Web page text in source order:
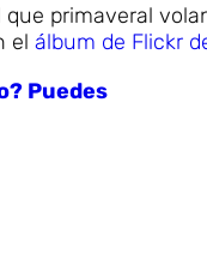
primaveral
el álbum de Flickr
Puedes